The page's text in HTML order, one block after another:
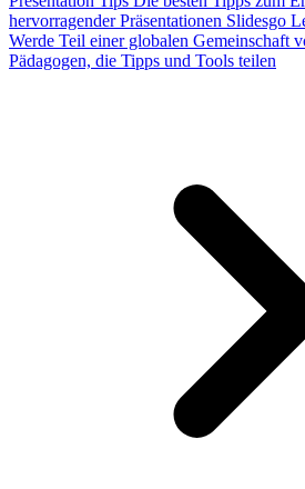
hervorragender Präsentationen Slidesgo
Werde Teil einer globalen Gemeinschaft
Pädagogen, die Tipps und Tools teilen